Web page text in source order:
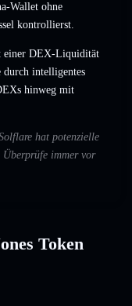
Wallet ohne
kontrollierst.
einer DEX-Liquidität
durch intelligentes
hinweg mit
hat potenzielle
Überprüfe immer vor
Token